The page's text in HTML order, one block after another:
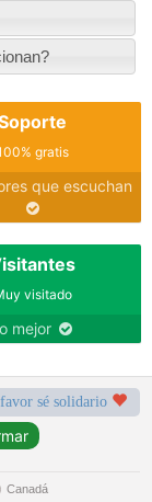
gratis
que escuchan
visitado
mejor
sé solidario
Canadá